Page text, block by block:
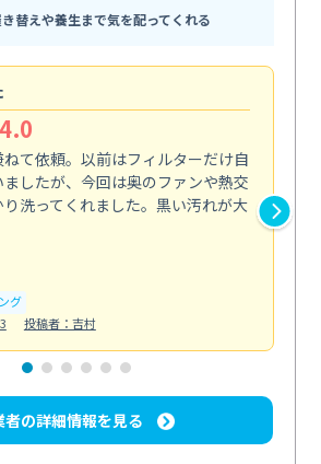
替えや養生まで気を配ってくれる
4.0
て依頼。以前はフィルターだけ自
したが、今回は奥のファンや熱交
洗ってくれました。黒い汚れが大
グ
投稿者：吉村
者の詳細情報を見る